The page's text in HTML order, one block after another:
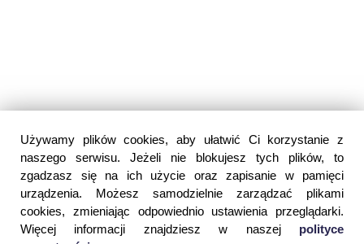
Używamy plików cookies, aby ułatwić Ci korzystanie z
naszego serwisu. Jeżeli nie blokujesz tych plików, to
zgadzasz się na ich użycie oraz zapisanie w pamięci
urządzenia. Możesz samodzielnie zarządzać plikami
cookies, zmieniając odpowiednio ustawienia przeglądarki.
Więcej informacji znajdziesz w naszej polityce